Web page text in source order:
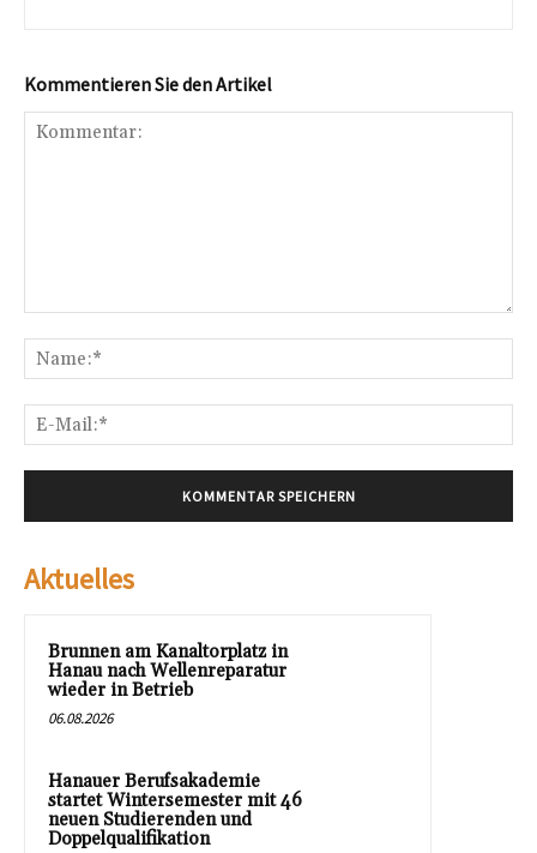
Kommentieren Sie den Artikel
Aktuelles
Brunnen am Kanaltorplatz in
Hanau nach Wellenreparatur
wieder in Betrieb
06.08.2026
Hanauer Berufsakademie
startet Wintersemester mit 46
neuen Studierenden und
Doppelqualifikation